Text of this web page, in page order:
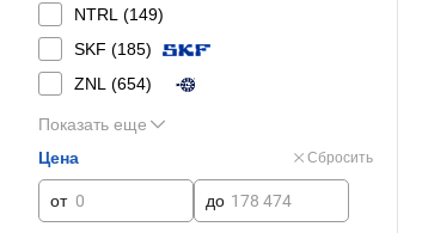
NTRL (149)
SKF (185)
ZNL (654)
Показать еще
Цена
Сбросить
от до